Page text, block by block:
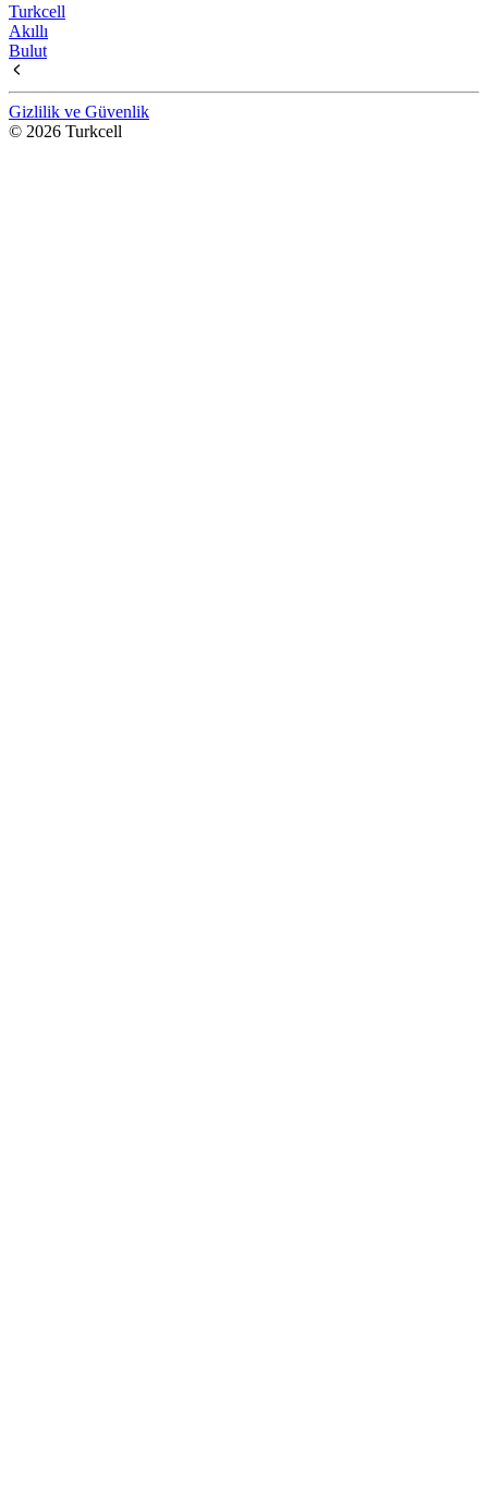
Turkcell
Akıllı
Bulut
Gizlilik ve Güvenlik
© 2026 Turkcell